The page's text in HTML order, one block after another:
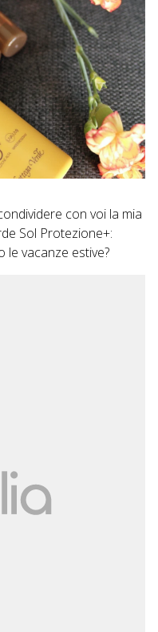
con voi la mia
Sol Protezione+:
le vacanze estive?